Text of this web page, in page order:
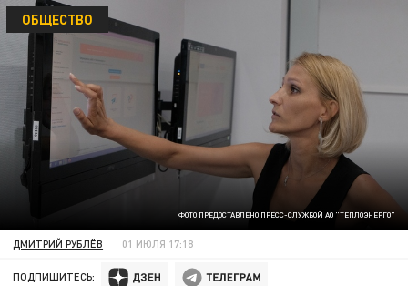
ФОТО ПРЕДОСТАВЛЕНО ПРЕСС-СЛУЖБОЙ АО "ТЕПЛОЭНЕРГО"
ОБЩЕСТВО
ДМИТРИЙ РУБЛЁВ 01 ИЮЛЯ 17:18
ПОДПИШИТЕСЬ: